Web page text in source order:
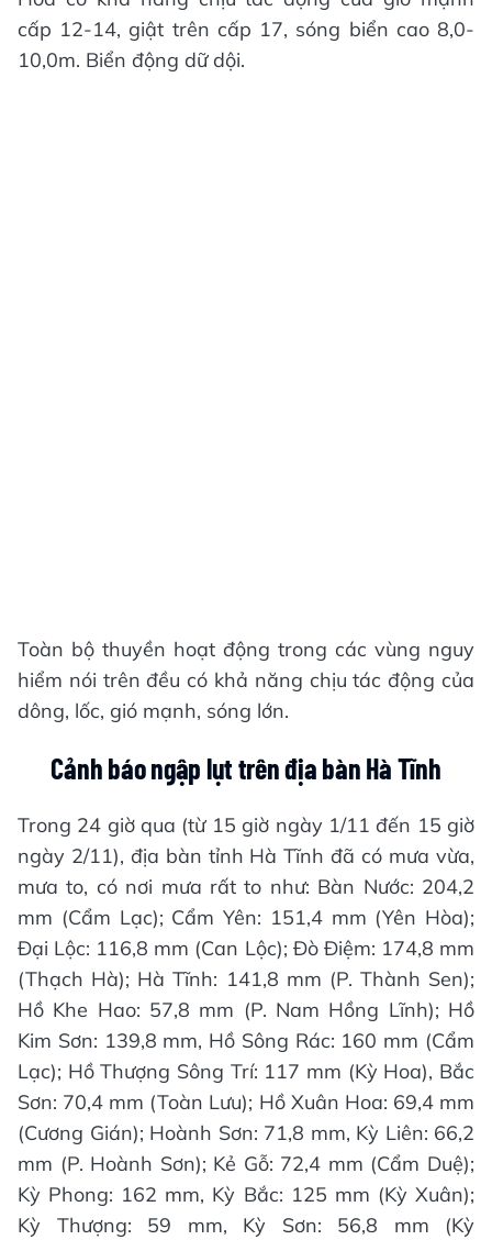
cấp 12-14, giật trên cấp 17, sóng biển cao 8,0-
10,0m. Biển động dữ dội.
Toàn bộ thuyền hoạt động trong các vùng nguy
hiểm nói trên đều có khả năng chịu tác động của
dông, lốc, gió mạnh, sóng lớn.
Cảnh báo ngập lụt trên địa bàn Hà Tĩnh
Trong 24 giờ qua (từ 15 giờ ngày 1/11 đến 15 giờ
ngày 2/11), địa bàn tỉnh Hà Tĩnh đã có mưa vừa,
mưa to, có nơi mưa rất to như: Bàn Nước: 204,2
mm (Cẩm Lạc); Cẩm Yên: 151,4 mm (Yên Hòa);
Đại Lộc: 116,8 mm (Can Lộc); Đò Điệm: 174,8 mm
(Thạch Hà); Hà Tĩnh: 141,8 mm (P. Thành Sen);
Hồ Khe Hao: 57,8 mm (P. Nam Hồng Lĩnh); Hồ
Kim Sơn: 139,8 mm, Hồ Sông Rác: 160 mm (Cẩm
Lạc); Hồ Thượng Sông Trí: 117 mm (Kỳ Hoa), Bắc
Sơn: 70,4 mm (Toàn Lưu); Hồ Xuân Hoa: 69,4 mm
(Cương Gián); Hoành Sơn: 71,8 mm, Kỳ Liên: 66,2
mm (P. Hoành Sơn); Kẻ Gỗ: 72,4 mm (Cẩm Duệ);
Kỳ Phong: 162 mm, Kỳ Bắc: 125 mm (Kỳ Xuân);
Kỳ Thượng: 59 mm, Kỳ Sơn: 56,8 mm (Kỳ